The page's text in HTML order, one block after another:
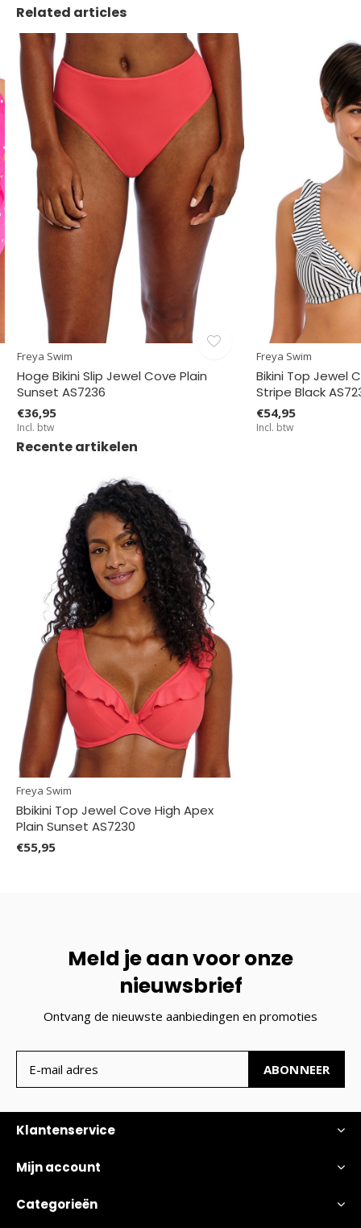
Related articles
Freya Swim
Hoge Bikini Slip Jewel Cove Plain
Sunset AS7236
€36,95
Incl. btw
Freya Swim
Bikini Top Jewel
Stripe Black
€54,95
Incl. btw
Recente artikelen
Freya Swim
Bbikini Top Jewel Cove High Apex
Plain Sunset AS7230
€55,95
Meld je aan voor onze
nieuwsbrief
Ontvang de nieuwste aanbiedingen en promoties
ABONNEER
Klantenservice
Mijn account
Categorieën